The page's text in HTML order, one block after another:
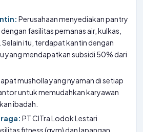
Perusahaan menyediakan pantry
fasilitas pemanas air, kulkas,
itu, terdapat kantin dengan
yang mendapatkan subsidi 50% dari
musholla yang nyaman di setiap
untuk memudahkan karyawan
ibadah.
PT CITra Lodok Lestari
fitness (gym) dan lapangan